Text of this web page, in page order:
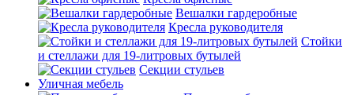
Вешалки гардеробные
Кресла руководителя
Стойки
и стеллажи для 19-литровых бутылей
Секции стульев
Уличная мебель